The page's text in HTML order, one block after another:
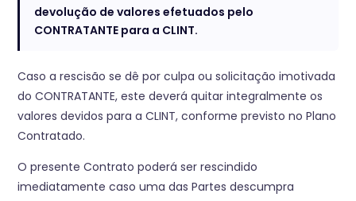
devolução de valores efetuados pelo
CONTRATANTE para a CLINT.
Caso a rescisão se dê por culpa ou solicitação imotivada
do CONTRATANTE, este deverá quitar integralmente os
valores devidos para a CLINT, conforme previsto no Plano
Contratado.
O presente Contrato poderá ser rescindido
imediatamente caso uma das Partes descumpra